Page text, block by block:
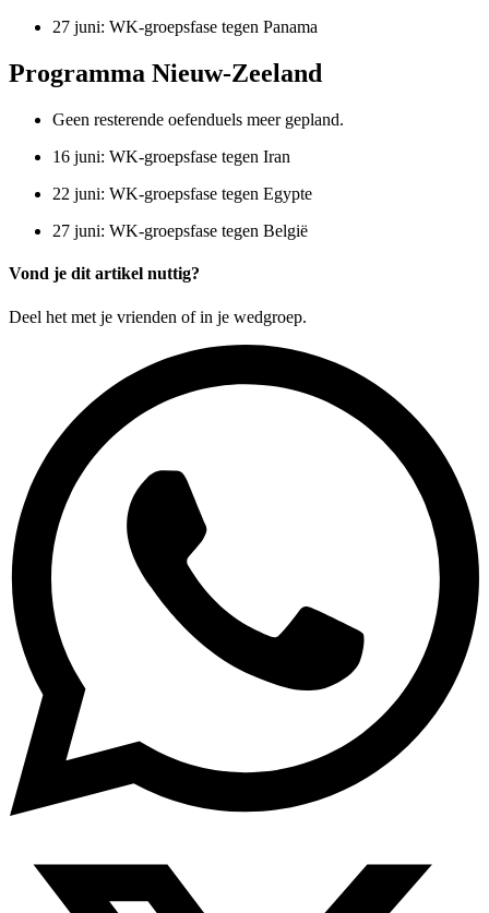
27 juni: WK-groepsfase tegen Panama
Programma Nieuw-Zeeland
Geen resterende oefenduels meer gepland.
16 juni: WK-groepsfase tegen Iran
22 juni: WK-groepsfase tegen Egypte
27 juni: WK-groepsfase tegen België
Vond je dit artikel nuttig?
Deel het met je vrienden of in je wedgroep.